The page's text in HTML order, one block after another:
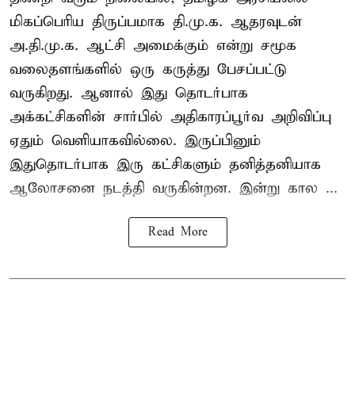
மிகப்பெரிய திருப்பமாக தி.மு.க. ஆதரவுடன்
அ.தி.மு.க. ஆட்சி அமைக்கும் என்று சமூக
வலைதளங்களில் ஒரு கருத்து பேசப்பட்டு
வருகிறது. ஆனால் இது தொடர்பாக
அக்கட்சிகளின் சார்பில் அதிகாரப்பூர்வ அறிவிப்பு
ஏதும் வெளியாகவில்லை. இருப்பினும்
இதுதொடர்பாக இரு கட்சிகளும் தனித்தனியாக
ஆலோசனை நடத்தி வருகின்றன. இன்று கால ...
Read More